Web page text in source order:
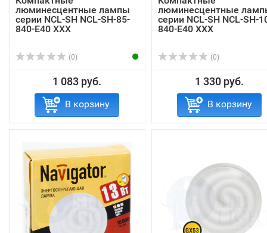
люминесцентные лампы
серии NCL-SH NCL-SH-85-
840-E40 ХХХ
(0)
1 083 руб.
В корзину
люминесцентные
серии NCL-SH NCL-SH-
840-E40 ХХХ
(0)
1 330 руб.
В корзину